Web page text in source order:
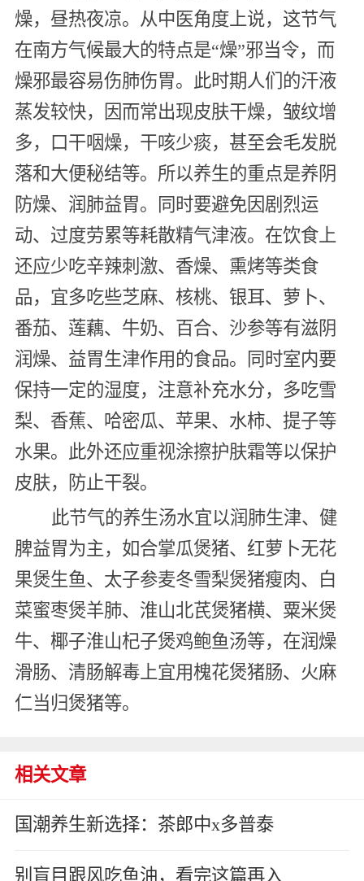
燥，昼热夜凉。从中医角度上说，这节气
在南方气候最大的特点是“燥”邪当令，而
燥邪最容易伤肺伤胃。此时期人们的汗液
蒸发较快，因而常出现皮肤干燥，皱纹增
多，口干咽燥，干咳少痰，甚至会毛发脱
落和大便秘结等。所以养生的重点是养阴
防燥、润肺益胃。同时要避免因剧烈运
动、过度劳累等耗散精气津液。在饮食上
还应少吃辛辣刺激、香燥、熏烤等类食
品，宜多吃些芝麻、核桃、银耳、萝卜、
番茄、莲藕、牛奶、百合、沙参等有滋阴
润燥、益胃生津作用的食品。同时室内要
保持一定的湿度，注意补充水分，多吃雪
梨、香蕉、哈密瓜、苹果、水柿、提子等
水果。此外还应重视涂擦护肤霜等以保护
皮肤，防止干裂。
此节气的养生汤水宜以润肺生津、健
脾益胃为主，如合掌瓜煲猪、红萝卜无花
果煲生鱼、太子参麦冬雪梨煲猪瘦肉、白
菜蜜枣煲羊肺、淮山北芪煲猪横、粟米煲
牛、椰子淮山杞子煲鸡鲍鱼汤等，在润燥
滑肠、清肠解毒上宜用槐花煲猪肠、火麻
仁当归煲猪等。
相关文章
国潮养生新选择：茶郎中x多普泰
别盲目跟风吃鱼油，看完这篇再入